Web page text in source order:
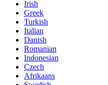
Irish
Greek
Turkish
Italian
Danish
Romanian
Indonesian
Czech
Afrikaans